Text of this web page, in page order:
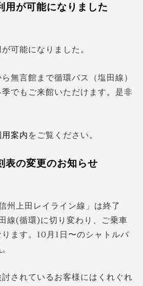
用が可能になりました
可能になりました。
無言館まで循環バス（塩田線）
でもご来館いただけます。是非
案内 をご覧ください。
表の変更のお知らせ
州上田レイライン線」は終了
線(循環)に切り変わり、ご乗車
ます。10月1日〜のシャトルバ
。
されているお客様にはくれぐれ